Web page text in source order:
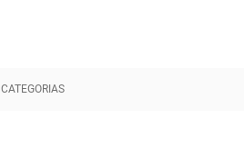
CATEGORIAS